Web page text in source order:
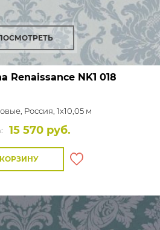
RenaissanceNK1 018
Россия, 1x10,05 м
15 570 руб.